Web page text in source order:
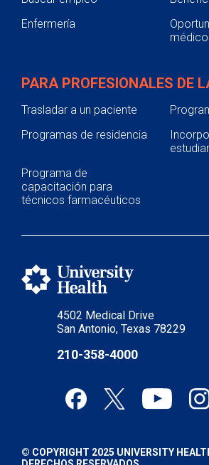
4502 Medical Drive
San Antonio, Texas 78229
210-358-4000
Enfermería
PARA PROFESIONALES DE
Trasladar a un paciente
Programas de residencia
Programa de
capacitación para
técnicos farmacéuticos
© COPYRIGHT 2025 UNIVERSITY